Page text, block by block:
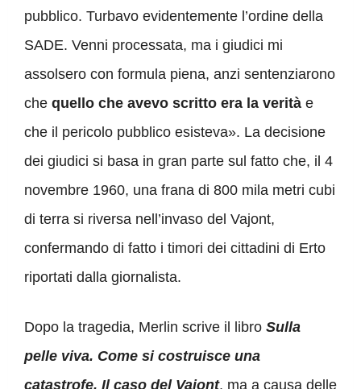
pubblico. Turbavo evidentemente l’ordine della
SADE. Venni processata, ma i giudici mi
assolsero con formula piena, anzi sentenziarono
che quello che avevo scritto era la verità e
che il pericolo pubblico esisteva». La decisione
dei giudici si basa in gran parte sul fatto che, il 4
novembre 1960, una frana di 800 mila metri cubi
di terra si riversa nell’invaso del Vajont,
confermando di fatto i timori dei cittadini di Erto
riportati dalla giornalista.
Dopo la tragedia, Merlin scrive il libro Sulla
pelle viva. Come si costruisce una
catastrofe. Il caso del Vajont, ma a causa delle